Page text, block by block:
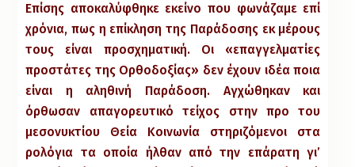
Επίσης αποκαλύφθηκε εκείνο που φωνάζαμε επί
χρόνια, πως η επίκληση της Παράδοσης εκ μέρους
τους είναι προσχηματική. Οι «επαγγελματίες
προστάτες της Ορθοδοξίας» δεν έχουν ιδέα ποια
είναι η αληθινή Παράδοση. Αγχώθηκαν και
όρθωσαν απαγορευτικό τείχος στην προ του
μεσονυκτίου Θεία Κοινωνία στηριζόμενοι στα
ρολόγια τα οποία ήλθαν από την επάρατη γι’